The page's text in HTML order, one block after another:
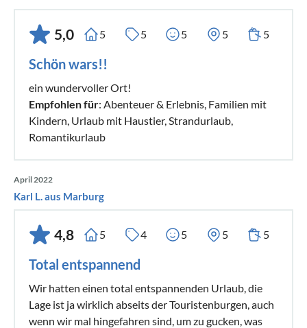
5,0 5 5 5 5 5
Schön wars!!
ein wundervoller Ort!
Empfohlen für: Abenteuer & Erlebnis, Familien mit
Kindern, Urlaub mit Haustier, Strandurlaub,
Romantikurlaub
April 2022
Karl L. aus Marburg
4,8 5 4 5 5 5
Total entspannend
Wir hatten einen total entspannenden Urlaub, die
Lage ist ja wirklich abseits der Touristenburgen, auch
wenn wir mal hingefahren sind, um zu gucken, was